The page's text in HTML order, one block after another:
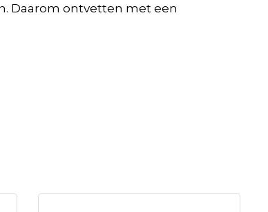
Daarom ontvetten met een